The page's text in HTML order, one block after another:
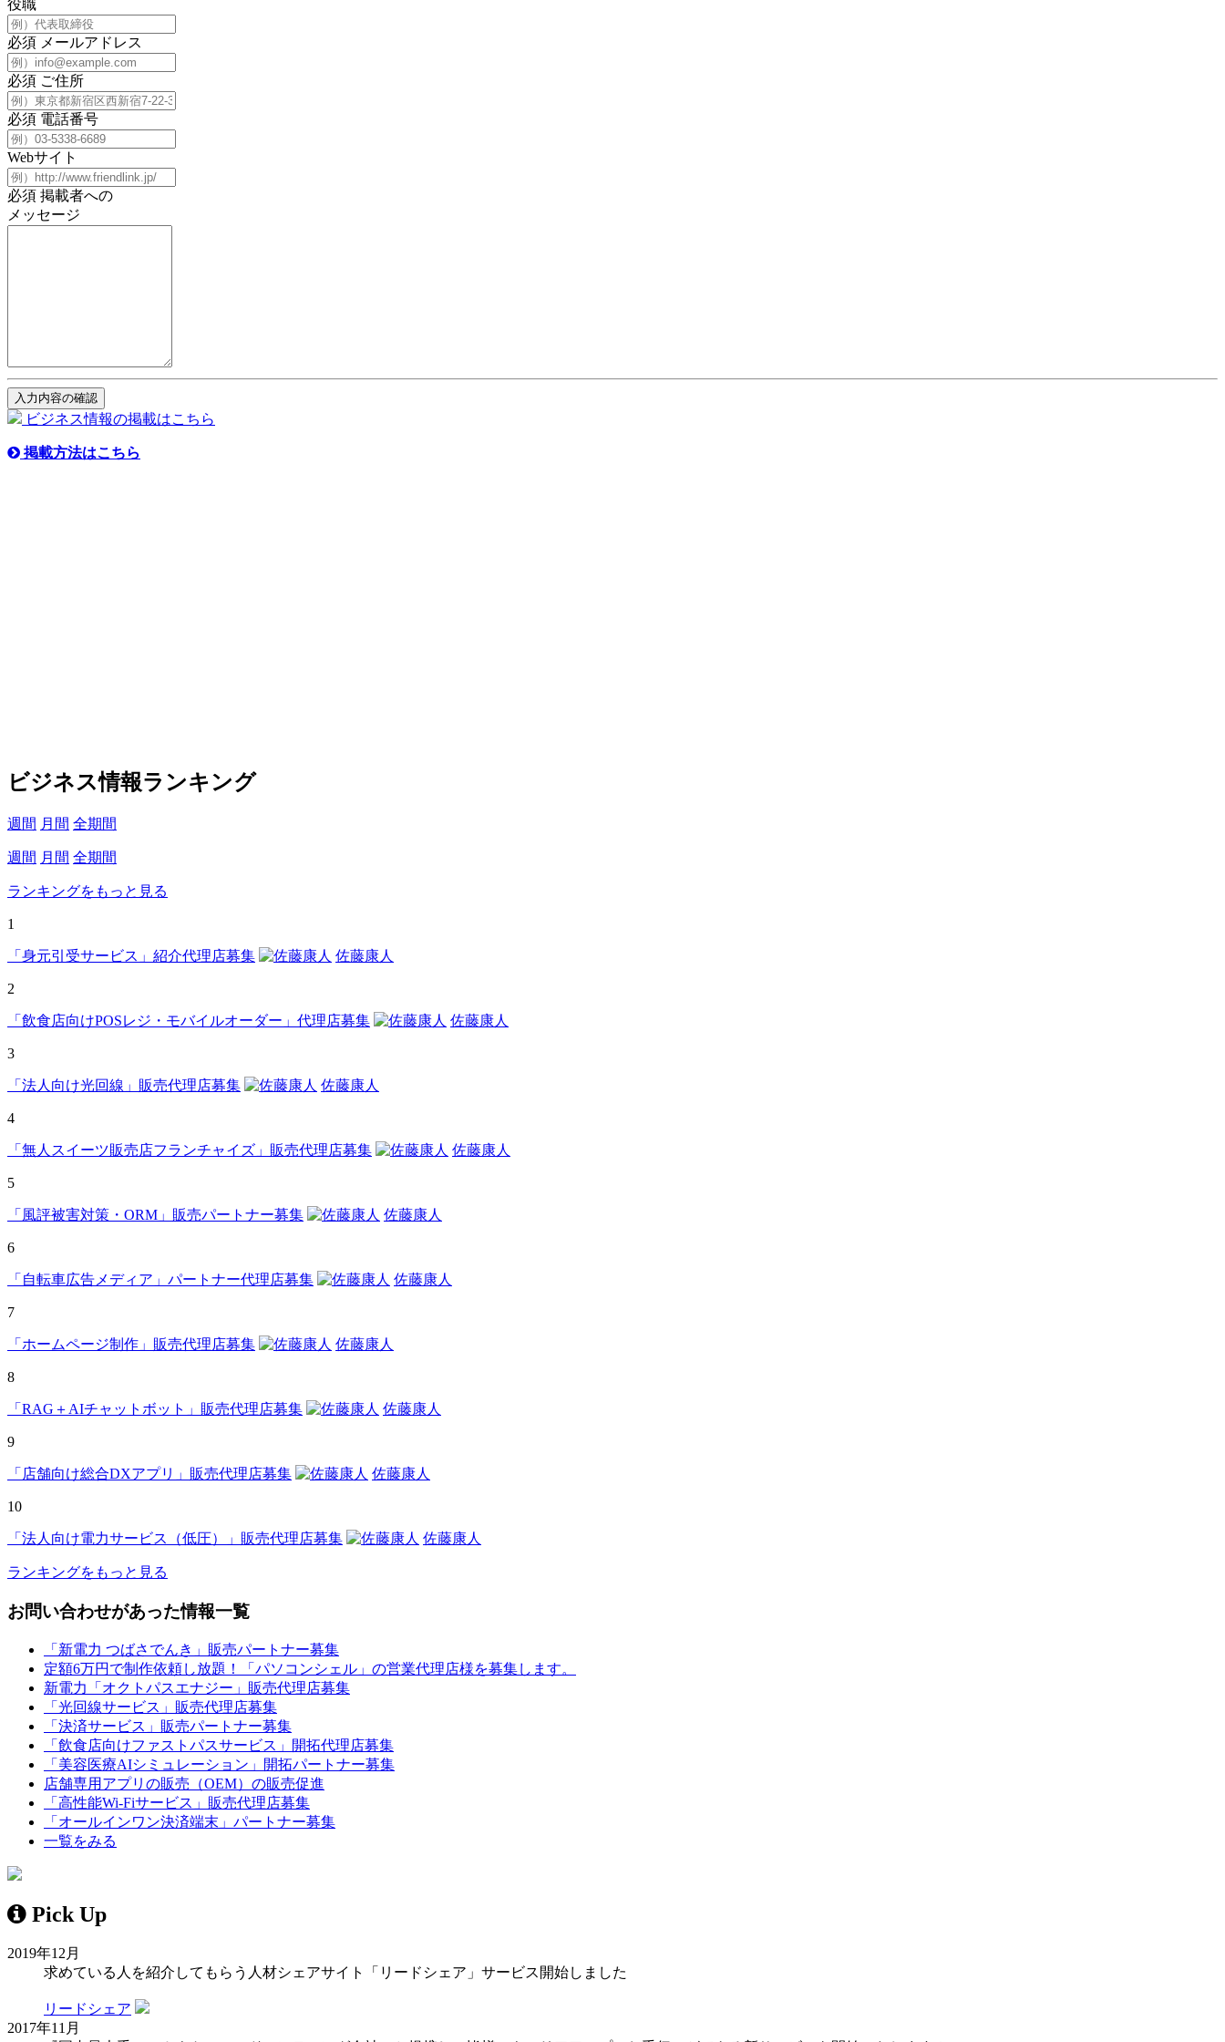
役職
必須 メールアドレス
必須 ご住所
必須 電話番号
Webサイト
必須 掲載者への
メッセージ
入力内容の確認
ビジネス情報の掲載はこちら
掲載方法はこちら
ビジネス情報ランキング
週間 月間 全期間
週間 月間 全期間
ランキングをもっと見る
1
「身元引受サービス」紹介代理店募集 佐藤康人
2
「飲食店向けPOSレジ・モバイルオーダー」代理店募集 佐藤康人
3
「法人向け光回線」販売代理店募集 佐藤康人
4
「無人スイーツ販売店フランチャイズ」販売代理店募集 佐藤康人
5
「風評被害対策・ORM」販売パートナー募集 佐藤康人
6
「自転車広告メディア」パートナー代理店募集 佐藤康人
7
「ホームページ制作」販売代理店募集 佐藤康人
8
「RAG＋AIチャットボット」販売代理店募集 佐藤康人
9
「店舗向け総合DXアプリ」販売代理店募集 佐藤康人
10
「法人向け電力サービス（低圧）」販売代理店募集 佐藤康人
ランキングをもっと見る
お問い合わせがあった情報一覧
「新電力 つばさでんき」販売パートナー募集
定額6万円で制作依頼し放題！「パソコンシェル」の営業代理店様を募集します。
新電力「オクトパスエナジー」販売代理店募集
「光回線サービス」販売代理店募集
「決済サービス」販売パートナー募集
「飲食店向けファストパスサービス」開拓代理店募集
「美容医療AIシミュレーション」開拓パートナー募集
店舗専用アプリの販売（OEM）の販売促進
「高性能Wi-Fiサービス」販売代理店募集
「オールインワン決済端末」パートナー募集
一覧をみる
Pick Up
2019年12月
求めている人を紹介してもらう人材シェアサイト「リードシェア」サービス開始しました
リードシェア
2017年11月